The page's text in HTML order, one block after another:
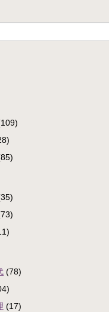
(78)
(17)